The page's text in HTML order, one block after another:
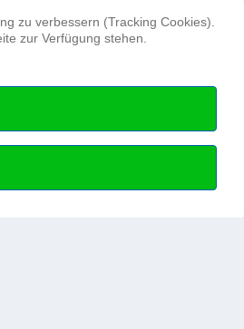
Suchen ...
Hydrographie
zu verbessern (Tracking Cookies).
zur Verfügung stehen.